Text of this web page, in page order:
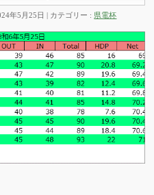
年5月25日 カテゴリー : 県電杯